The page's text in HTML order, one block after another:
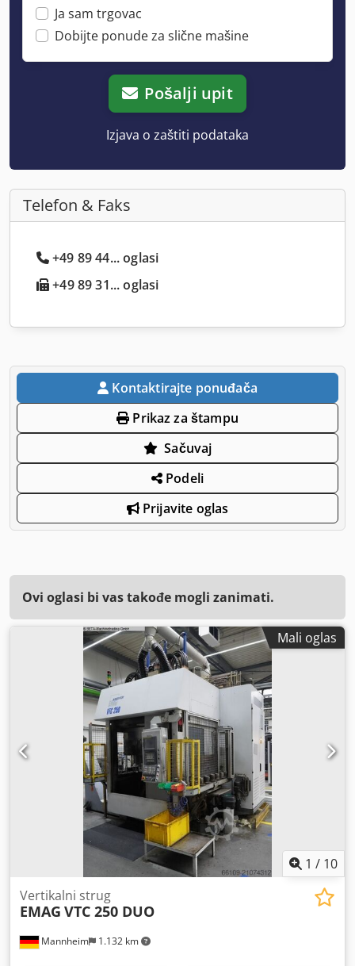
Ja sam trgovac
Dobijte ponude za slične mašine
Pošalji upit
Izjava o zaštiti podataka
Telefon & Faks
+49 89 44... oglasi
+49 89 31... oglasi
Kontaktirajte ponuđača
Prikaz za štampu
Sačuvaj
Podeli
Prijavite oglas
Ovi oglasi bi vas takođe mogli zanimati.
Mali oglas
1 / 10
Mannheim 1.132 km
Vertikalni strug
EMAG VTC 250 DUO